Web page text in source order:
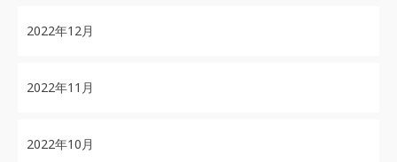
2022年12月
2022年11月
2022年10月